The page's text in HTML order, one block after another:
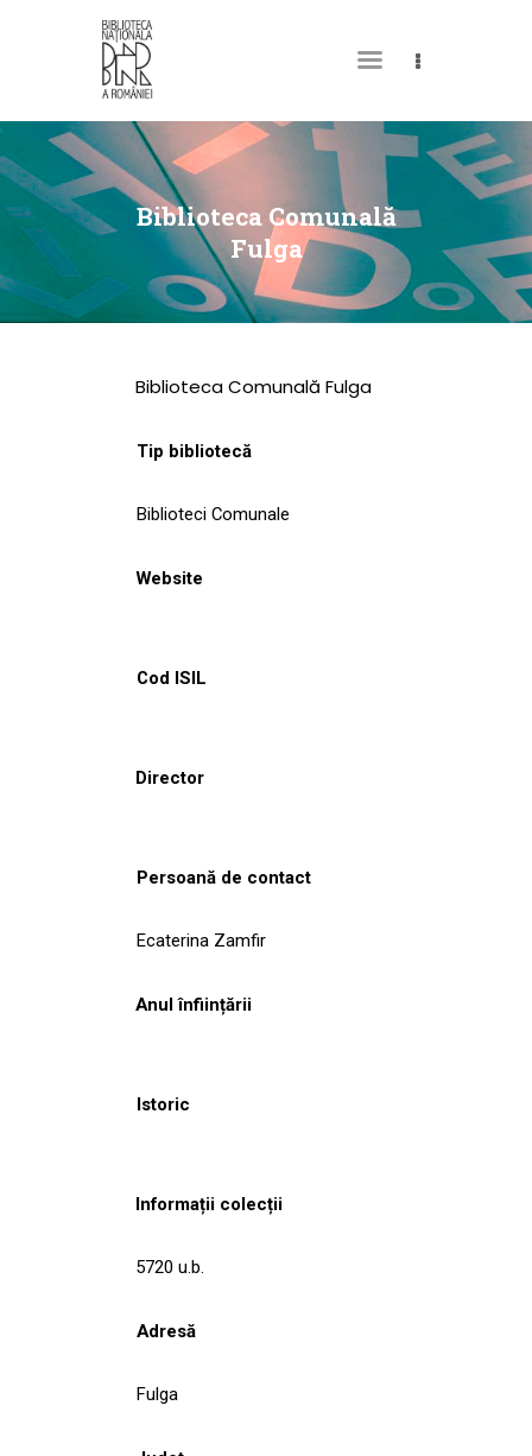
Biblioteca Comunală
Fulga
DESPRE NOI
PERMISUL MEU DE
BIBLIOTECĂ
CATALOAGE ȘI
COLECȚII
CULTURALE
NOUTĂȚI
Biblioteca Comunală Fulga
Tip bibliotecă
Biblioteci Comunale
Website
Cod ISIL
Director
Persoană de contact
Ecaterina Zamfir
Anul înființării
Istoric
Informații colecții
5720 u.b.
Adresă
Fulga